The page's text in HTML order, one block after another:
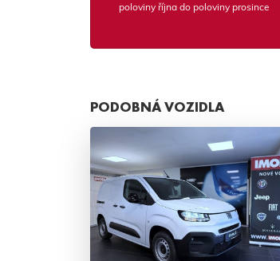
poloviny října do poloviny prosince
PODOBNÁ VOZIDLA